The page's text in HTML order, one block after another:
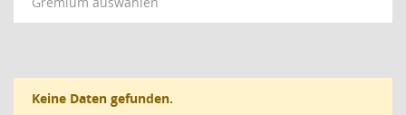
Keine Daten gefunden.